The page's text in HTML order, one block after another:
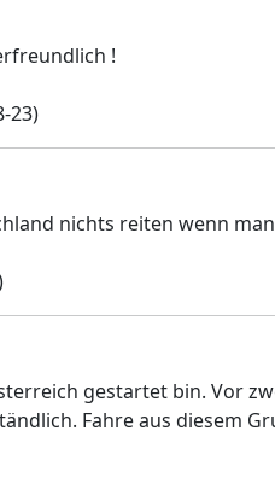
!
23)
nichts reiten wenn
gestartet bin. Vor
Fahre aus diesem